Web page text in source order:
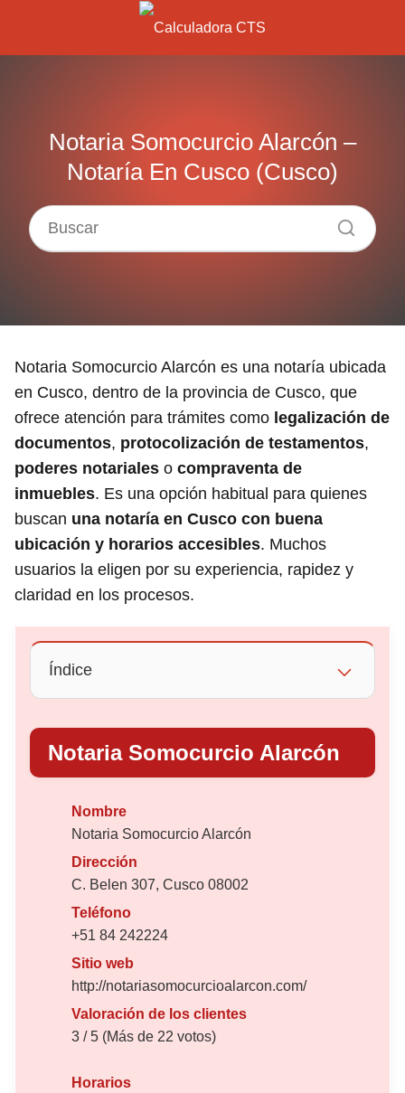
Notaria Somocurcio Alarcón –
Notaría En Cusco (Cusco)
Notaria Somocurcio Alarcón es una notaría ubicada
en Cusco, dentro de la provincia de Cusco, que
ofrece atención para trámites como legalización de
documentos, protocolización de testamentos,
poderes notariales o compraventa de
inmuebles. Es una opción habitual para quienes
buscan una notaría en Cusco con buena
ubicación y horarios accesibles. Muchos
usuarios la eligen por su experiencia, rapidez y
claridad en los procesos.
Índice
Notaria Somocurcio Alarcón
Nombre
Notaria Somocurcio Alarcón
Dirección
C. Belen 307, Cusco 08002
Teléfono
+51 84 242224
Sitio web
http://notariasomocurcioalarcon.com/
Valoración de los clientes
3 / 5 (Más de 22 votos)
Horarios